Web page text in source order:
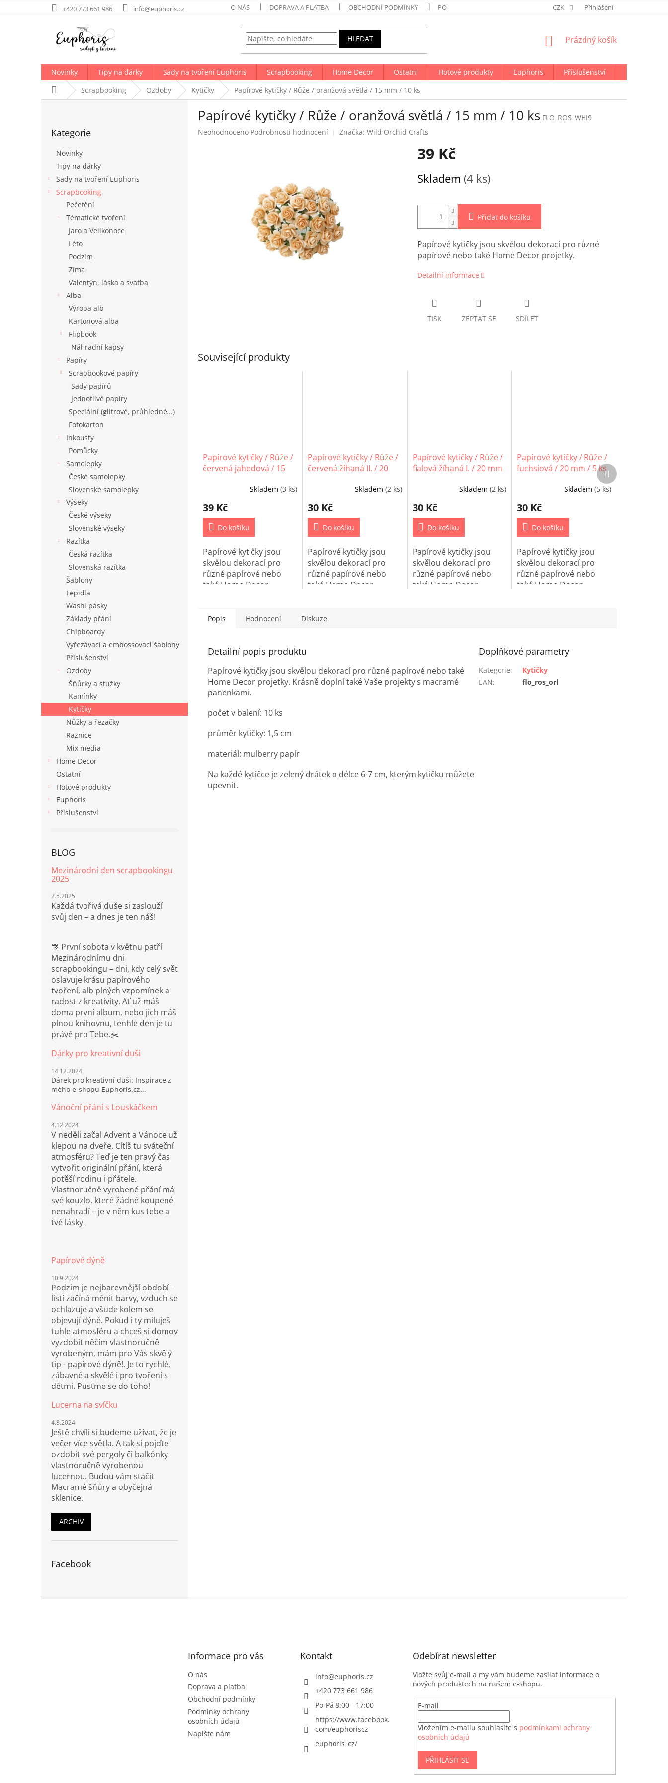
na
+420 773 661 986 info@euphoris.cz O NÁS DOPRAVA A PLATBA OBCHODNÍ PODMÍNKY PODMÍNKY OCHRANY OSOBNÍCH ÚDAJŮ NAPIŠTE NÁM
CZK Přihlášení
HLEDAT
NÁKUPNÍ
Prázdný košík
Novinky Tipy na dárky Sady na tvoření Euphoris Scrapbooking Home Decor Ostatní Hotové produkty Euphoris Příslušenství
Domů Scrapbooking Ozdoby Kytičky Papírové kytičky / Růže / oranžová světlá / 15 mm / 10 ks
kategorie
Kategorie
Novinky
Tipy na dárky
Sady na tvoření Euphoris
Scrapbooking
Pečetění
Tématické tvoření
Jaro a Velikonoce
Léto
Podzim
Zima
Valentýn, láska a svatba
Alba
Výroba alb
Kartonová alba
Flipbook
Náhradní kapsy
Papíry
Scrapbookové papíry
Sady papírů
Jednotlivé papíry
Speciální (glitrové, průhledné...)
Fotokarton
Inkousty
Pomůcky
Samolepky
České samolepky
Slovenské samolepky
Výseky
České výseky
Slovenské výseky
Razítka
Česká razítka
Slovenská razítka
Šablony
Lepidla
Washi pásky
Základy přání
Chipboardy
Vyřezávací a embossovací šablony
Příslušenství
Ozdoby
Šňůrky a stužky
Kamínky
Kytičky
Nůžky a řezačky
Raznice
Mix media
Home Decor
Ostatní
Hotové produkty
Euphoris
Příslušenství
BLOG
Mezinárodní den scrapbookingu
2025
2.5.2025
Každá tvořivá duše si zaslouží
svůj den – a dnes je ten náš!
🎊 První sobota v květnu patří
Mezinárodnímu dni
scrapbookingu – dni, kdy celý svět
oslavuje krásu papírového
tvoření, alb plných vzpomínek a
radost z kreativity. Ať už máš
doma první album, nebo jich máš
plnou knihovnu, tenhle den je tu
právě pro Tebe.✂️
Dárky pro kreativní duši
14.12.2024
Dárek pro kreativní duši: Inspirace z
mého e-shopu Euphoris.cz...
Vánoční přání s Louskáčkem
4.12.2024
V neděli začal Advent a Vánoce už
klepou na dveře. Cítíš tu sváteční
atmosféru? Teď je ten pravý čas
vytvořit originální přání, která
potěší rodinu i přátele.
Vlastnoručně vyrobené přání má
své kouzlo, které žádné koupené
nenahradí – je v něm kus tebe a
tvé lásky.
Papírové dýně
10.9.2024
Podzim je nejbarevnější období –
listí začíná měnit barvy, vzduch se
ochlazuje a všude kolem se
objevují dýně. Pokud i ty miluješ
tuhle atmosféru a chceš si domov
vyzdobit něčím vlastnoručně
vyrobeným, mám pro Vás skvělý
tip - papírové dýně!. Je to rychlé,
zábavné a skvělé i pro tvoření s
dětmi. Pusťme se do toho!
Lucerna na svíčku
4.8.2024
Ještě chvíli si budeme užívat, že je
večer více světla. A tak si pojďte
ozdobit své pergoly či balkónky
vlastnoručně vyrobenou
lucernou. Budou vám stačit
Macramé šňůry a obyčejná
sklenice.
ARCHIV
Facebook
Papírové kytičky / Růže / oranžová světlá / 15 mm / 10 ks FLO_ROS_WHI9
Průměrné
Neohodnoceno Podrobnosti hodnocení Značka: Wild Orchid Crafts
39 Kč
cena:
Skladem (4 ks)
Přidat do košíku
Papírové kytičky jsou skvělou dekorací pro různé
papírové nebo také Home Decor projetky.
Detailní informace
TISK ZEPTAT SE SDÍLET
Související produkty
Papírové kytičky / Růže /
červená jahodová / 15
Skladem (3 ks)
39 Kč
Do košíku
Papírové kytičky jsou
skvělou dekorací pro
různé papírové nebo
také Home Decor
Papírové kytičky / Růže /
červená žíhaná II. / 20
Skladem (2 ks)
30 Kč
Do košíku
Papírové kytičky jsou
skvělou dekorací pro
různé papírové nebo
také Home Decor
Papírové kytičky / Růže /
fialová žíhaná I. / 20 mm
Skladem(2 ks)
30 Kč
Do košíku
Papírové kytičky jsou
skvělou dekorací pro
různé papírové nebo
také Home Decor
Papírové kytičky / Růže /
fuchsiová / 20 mm / 5 ks
Skladem (5 ks)
30 Kč
Do košíku
Papírové kytičky jsou
skvělou dekorací pro
různé papírové nebo
také Home Decor
Další
produkt
Popis Hodnocení Diskuze
Detailní popis produktu
Papírové kytičky jsou skvělou dekorací pro různé papírové nebo také
Home Decor projetky. Krásně doplní také Vaše projekty s macramé
panenkami.
počet v balení: 10 ks
průměr kytičky: 1,5 cm
materiál: mulberry papír
Na každé kytičce je zelený drátek o délce 6-7 cm, kterým kytičku můžete
upevnit.
Doplňkové parametry
Kategorie:
Kytičky
EAN: flo_ros_orl
Informace pro vás
O nás
Doprava a platba
Obchodní podmínky
Podmínky ochrany
osobních údajů
Napište nám
Kontakt
info@euphoris.cz
+420 773 661 986
Po-Pá 8:00 - 17:00
https://www.facebook.
com/euphoriscz
euphoris_cz/
Odebírat newsletter
Vložte svůj e-mail a my vám budeme zasílat informace o
nových produktech na našem e-shopu.
E-mail
Vložením e-mailu souhlasíte s podmínkami ochrany
osobních údajů
PŘIHLÁSIT SE